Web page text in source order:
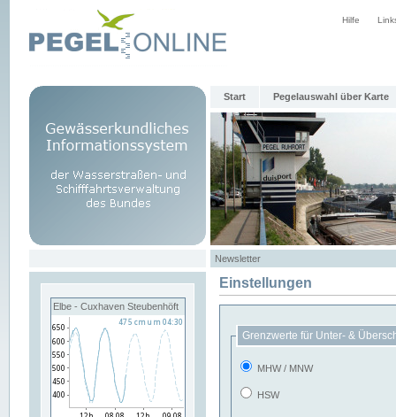
Hilfe
Start Pegelauswahl über Karte
Newsletter
Elbe - Cuxhaven Steubenhöft
Einstellungen
Grenzwerte für Unter- &
MHW / MNW
HSW